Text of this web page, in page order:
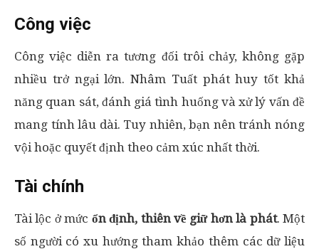
Công việc
Công việc diễn ra tương đối trôi chảy, không gặp
nhiều trở ngại lớn. Nhâm Tuất phát huy tốt khả
năng quan sát, đánh giá tình huống và xử lý vấn đề
mang tính lâu dài. Tuy nhiên, bạn nên tránh nóng
vội hoặc quyết định theo cảm xúc nhất thời.
Tài chính
Tài lộc ở mức ổn định, thiên về giữ hơn là phát. Một
số người có xu hướng tham khảo thêm các dữ liệu